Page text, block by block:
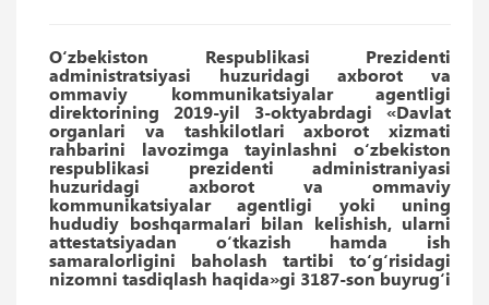
O‘zbekiston Respublikasi Prezidenti
administratsiyasi huzuridagi axborot va
ommaviy kommunikatsiyalar agentligi
direktorining 2019-yil 3-oktyabrdagi «Davlat
organlari va tashkilotlari axborot xizmati
rahbarini lavozimga tayinlashni o‘zbekiston
respublikasi prezidenti administraniyasi
huzuridagi axborot va ommaviy
kommunikatsiyalar agentligi yoki uning
hududiy boshqarmalari bilan kelishish, ularni
attestatsiyadan o‘tkazish hamda ish
samaralorligini baholash tartibi to‘g‘risidagi
nizomni tasdiqlash haqida»gi 3187-son buyrug‘i